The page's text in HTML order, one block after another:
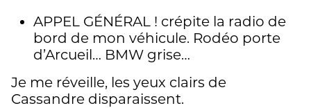
APPEL GÉNÉRAL ! crépite la radio de
bord de mon véhicule. Rodéo porte
d’Arcueil… BMW grise…
Je me réveille, les yeux clairs de
Cassandre disparaissent.